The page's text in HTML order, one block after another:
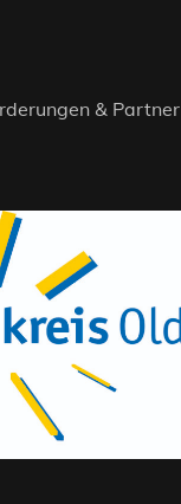
& Partner